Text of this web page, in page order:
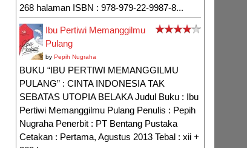
268 halaman ISBN : 978-979-22-9987-8...
Ibu Pertiwi Memanggilmu
Pulang
by Pepih Nugraha
BUKU “IBU PERTIWI MEMANGGILMU
PULANG” : CINTA INDONESIA TAK
SEBATAS UTOPIA BELAKA Judul Buku : Ibu
Pertiwi Memanggilmu Pulang Penulis : Pepih
Nugraha Penerbit : PT Bentang Pustaka
Cetakan : Pertama, Agustus 2013 Tebal : xii +